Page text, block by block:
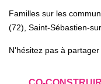
Familles sur les
(72), Saint-Sébastien-
N'hésitez pas à